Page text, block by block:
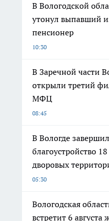
В Вологодской
утонул выпавший
пенсионер
10:30
В Заречной части
открыли третий
МФЦ
08:45
В Вологде
благоустройство 18
дворовых
05:30
Вологодская
встретит 6 августа